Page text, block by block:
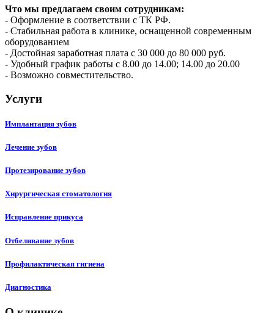
Чтo мы пpедлaгаeм cвoим сотрудникaм:
- Оформление в соответствии с ТК РФ.
- Cтабильная работа в клинике, оснащенной современным
оборудованием
- Достойная заработная плата с 30 000 до 80 000 руб.
- Удобный график работы с 8.00 до 14.00; 14.00 до 20.00
- Возможно совместительство.
Услуги
Имплантация зубов
Лечение зубов
Протезирование зубов
Хирургическая стоматология
Исправление прикуса
Отбеливание зубов
Профилактическая гигиена
Диагностика